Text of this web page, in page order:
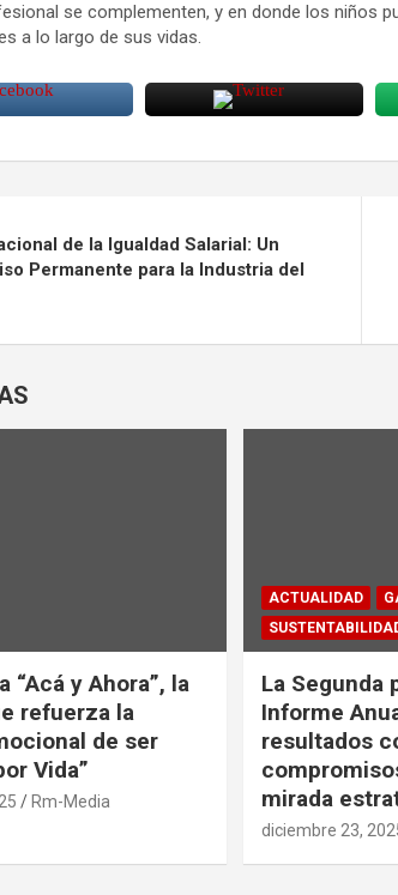
se complementen, y en donde los niños
a lo largo de sus vidas.
de la Igualdad Salarial: Un
Permanente para la Industria del
“Acá y Ahora”, la
refuerza la
de ser
Vida”
Rm-Media
ACTUALIDAD
La Segunda
Informe
resultados
mirada
diciembre 23,